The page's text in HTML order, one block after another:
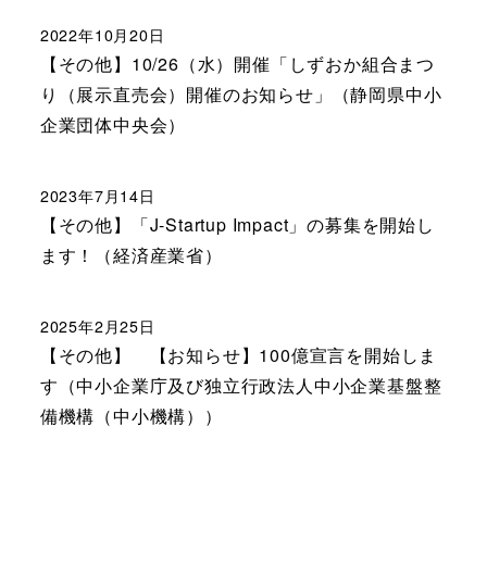
【その他】10/26（水）開催「しずおか組合まつ
り（展示直売会）開催のお知らせ」（静岡県中小
企業団体中央会）
2022年10月20日
【その他】「J-Startup Impact」の募集を開始し
ます！（経済産業省）
2023年7月14日
【その他】 【お知らせ】100億宣言を開始しま
す（中小企業庁及び独立行政法人中小企業基盤整
備機構（中小機構））
2025年2月25日